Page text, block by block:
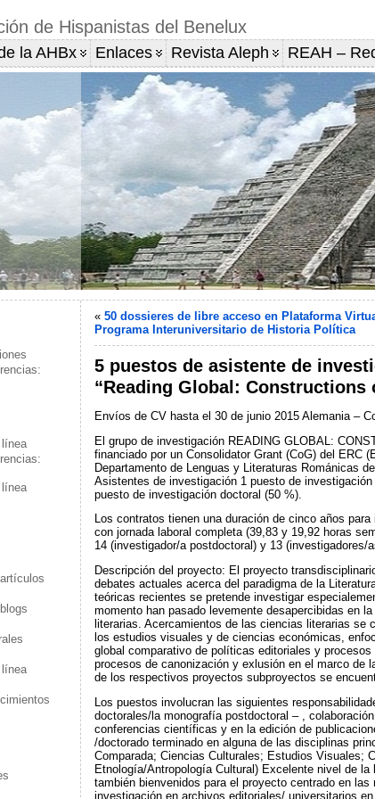
de Hispanistas del Benelux
la AHBx Enlaces Revista Aleph REAH –
« 50 dossieres de libre acceso en Plataforma
Programa Interuniversitario de Historia Política
5 puestos de asistente de
“Reading Global:
Envíos de CV hasta el 30 de junio 2015 Alemania –
El grupo de investigación READING GLOBAL:
financiado por un Consolidator Grant (CoG) del ERC
Departamento de Lenguas y Literaturas Románicas
Asistentes de investigación 1 puesto de
puesto de investigación doctoral (50 %).
Los contratos tienen una duración de cinco años
con jornada laboral completa (39,83 y 19,92 horas
14 (investigador/a postdoctoral) y 13 (investigadores/
Descripción del proyecto: El proyecto
debates actuales acerca del paradigma de la
teóricas recientes se pretende investigar
momento han pasado levemente desapercibidas en
literarias. Acercamientos de las ciencias literarias
los estudios visuales y de ciencias económicas,
global comparativo de políticas editoriales y
procesos de canonización y exlusión en el marco de
de los respectivos proyectos subproyectos se
Los puestos involucran las siguientes
doctorales/la monografía postdoctoral – ,
conferencias científicas y en la edición de
/doctorado terminado en alguna de las disciplinas
Comparada; Ciencias Culturales; Estudios Visuales;
Etnología/Antropología Cultural) Excelente nivel de
también bienvenidos para el proyecto centrado en
investigación en archivos editoriales/ universitarios